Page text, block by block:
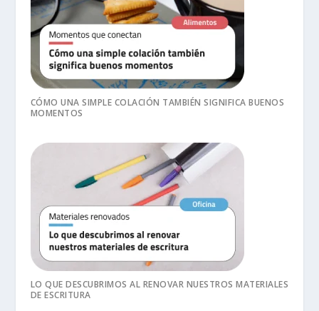
CÓMO UNA SIMPLE COLACIÓN TAMBIÉN SIGNIFICA BUENOS
MOMENTOS
LO QUE DESCUBRIMOS AL RENOVAR NUESTROS MATERIALES
DE ESCRITURA